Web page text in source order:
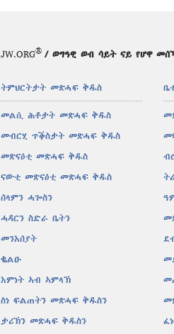
JW.ORG® / ወግዓዊ ወብ ሳይት ናይ የሆዋ
ትምህርትታት መጽሓፍ ቅዱስ
መልሲ ሕቶታት መጽሓፍ ቅዱስ
መብርሂ ጥቕስታት መጽሓፍ ቅዱስ
መጽናዕቲ መጽሓፍ ቅዱስ
ናውቲ መጽናዕቲ መጽሓፍ ቅዱስ
ሰላምን ሓጐስን
ሓዳርን ስድራ ቤትን
መንእሰያት
ቈልዑ
እምነት ኣብ ኣምላኽ
ስነ ፍልጠትን መጽሓፍ ቅዱስን
ታሪኽን መጽሓፍ ቅዱስን